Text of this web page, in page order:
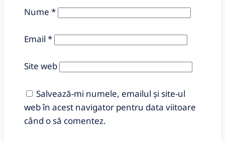
Nume *
Email *
Site web
Salvează-mi numele, emailul și site-ul
web în acest navigator pentru data viitoare
când o să comentez.